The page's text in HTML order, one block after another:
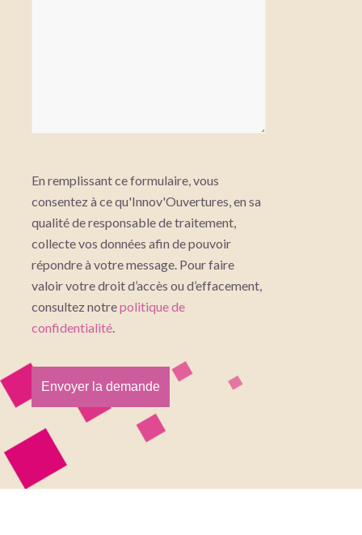
En remplissant ce formulaire, vous
consentez à ce qu'Innov'Ouvertures, en sa
qualité de responsable de traitement,
collecte vos données afin de pouvoir
répondre à votre message. Pour faire
valoir votre droit d’accès ou d’effacement,
consultez notrepolitique de
confidentialité.